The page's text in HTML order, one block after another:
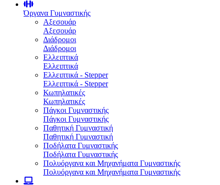
Όργανα Γυμναστικής
Αξεσουάρ
Αξεσουάρ
Διάδρομοι
Διάδρομοι
Ελλειπτικά
Ελλειπτικά
Ελλειπτικά - Stepper
Ελλειπτικά - Stepper
Κωπηλατικές
Κωπηλατικές
Πάγκοι Γυμναστικής
Πάγκοι Γυμναστικής
Παθητική Γυμναστική
Παθητική Γυμναστική
Ποδήλατα Γυμναστικής
Ποδήλατα Γυμναστικής
Πολυόργανα και Μηχανήματα Γυμναστικής
Πολυόργανα και Μηχανήματα Γυμναστικής